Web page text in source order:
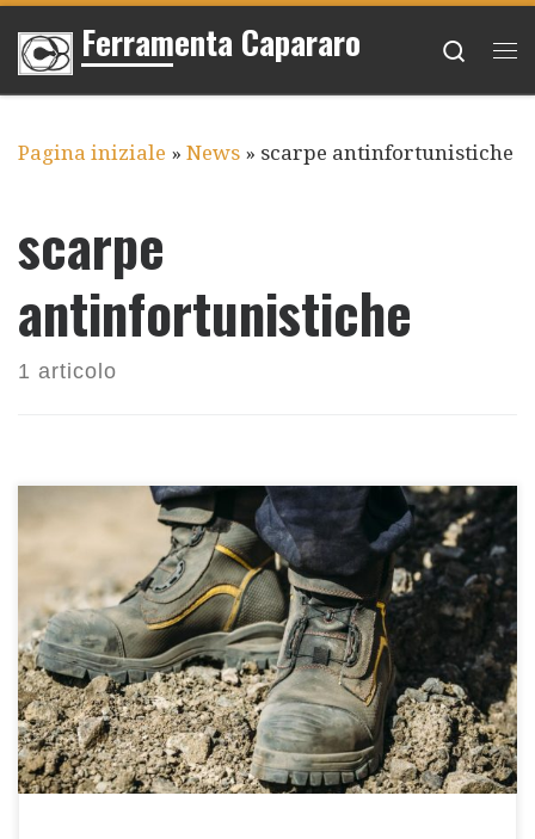
Passa al contenuto
Ferramenta Capararo
Pagina iniziale » News » scarpe antinfortunistiche
scarpe
antinfortunistiche
1 articolo
Vediamo in dettaglio che requisiti devono avere
le scarpe che usiamo al lavoro.